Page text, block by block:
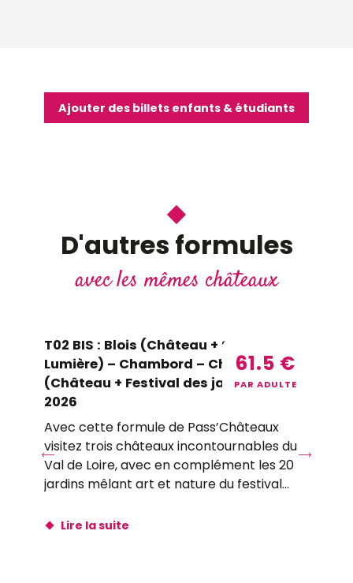
Ajouter des billets enfants & étudiants
D'autres formules
avec les mêmes châteaux
61.5 €
PAR ADULTE
T02 BIS : Blois (Château + Son et
Lumière) – Chambord – Chaumont
(Château + Festival des jardins) |
2026
Avec cette formule de Pass’Châteaux
visitez trois châteaux incontournables du
Val de Loire, avec en complément les 20
jardins mêlant art et nature du festival...
Lire la suite